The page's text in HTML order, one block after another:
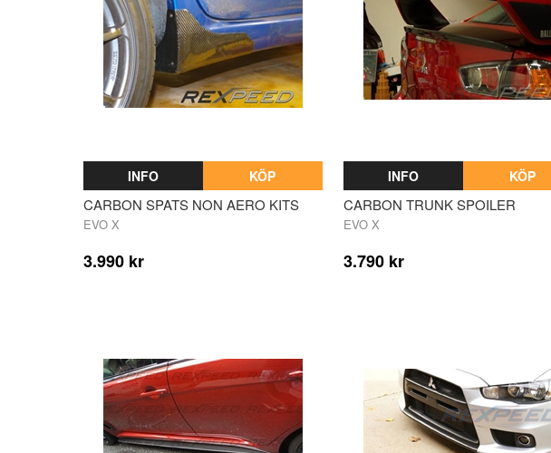
INFO KÖP
CARBON SPATS NON AERO KITS
EVO X
3.990 kr
INFO KÖP
CARBON TRUNK SPOILER
EVO X
3.790 kr